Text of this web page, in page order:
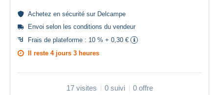
Achetez en sécurité sur Delcampe
Envoi selon les conditions du vendeur
Frais de plateforme : 10 % + 0,30 €
Il reste 4 jours 3 heures
17 visites 0 suivi 0 offre